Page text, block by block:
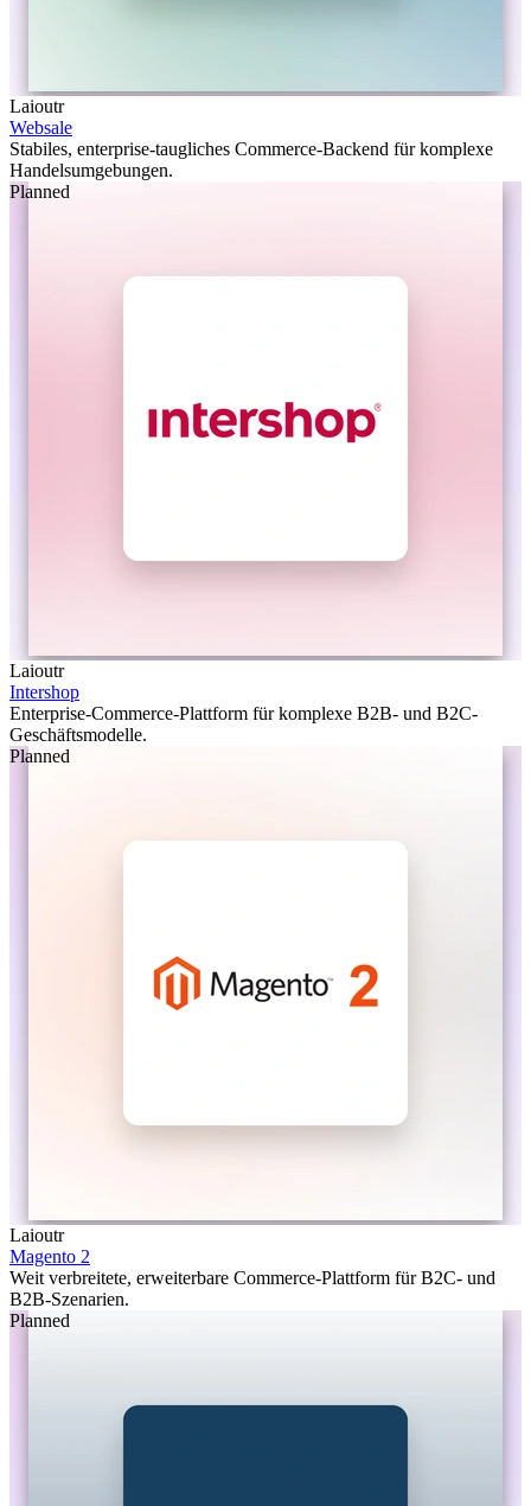
Laioutr
Websale
Stabiles, enterprise-taugliches Commerce-Backend für komplexe
Handelsumgebungen.
Planned
Laioutr
Intershop
Enterprise-Commerce-Plattform für komplexe B2B- und B2C-
Geschäftsmodelle.
Planned
Laioutr
Magento 2
Weit verbreitete, erweiterbare Commerce-Plattform für B2C- und
B2B-Szenarien.
Planned